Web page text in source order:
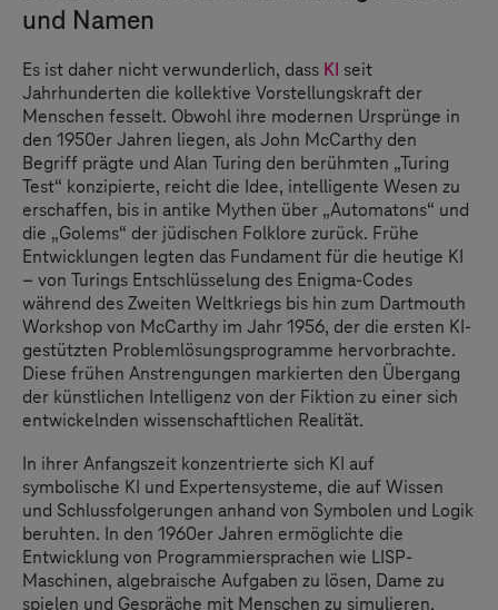
und Namen
Es ist daher nicht verwunderlich, dass KI seit
Jahrhunderten die kollektive Vorstellungskraft der
Menschen fesselt. Obwohl ihre modernen Ursprünge in
den 1950er Jahren liegen, als John McCarthy den
Begriff prägte und Alan Turing den berühmten „Turing
Test“ konzipierte, reicht die Idee, intelligente Wesen zu
erschaffen, bis in antike Mythen über „Automatons“ und
die „Golems“ der jüdischen Folklore zurück. Frühe
Entwicklungen legten das Fundament für die heutige KI
– von Turings Entschlüsselung des Enigma-Codes
während des Zweiten Weltkriegs bis hin zum Dartmouth
Workshop von McCarthy im Jahr 1956, der die ersten KI-
gestützten Problemlösungsprogramme hervorbrachte.
Diese frühen Anstrengungen markierten den Übergang
der künstlichen Intelligenz von der Fiktion zu einer sich
entwickelnden wissenschaftlichen Realität.
In ihrer Anfangszeit konzentrierte sich KI auf
symbolische KI und Expertensysteme, die auf Wissen
und Schlussfolgerungen anhand von Symbolen und Logik
beruhten. In den 1960er Jahren ermöglichte die
Entwicklung von Programmiersprachen wie LISP-
Maschinen, algebraische Aufgaben zu lösen, Dame zu
spielen und Gespräche mit Menschen zu simulieren.